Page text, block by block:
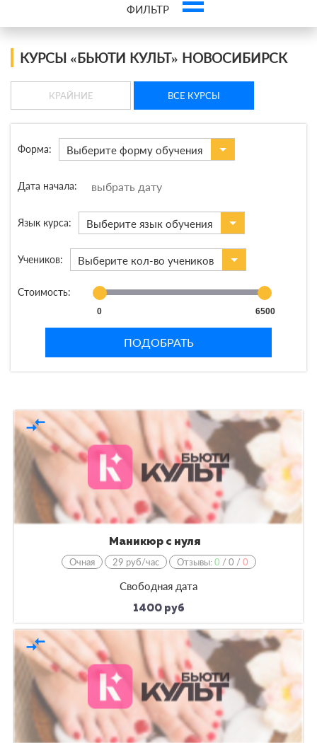
КУРСЫ «БЬЮТИ КУЛЬТ» НОВОСИБИРСК
КРАЙНИЕ ВСЕ КУРСЫ
Форма: Выберите форму обучения
Дата начала:
Язык курса: Выберите язык обучения
Учеников: Выберите кол-во учеников
Стоимость:
0 6500
ПОДОБРАТЬ
compare_arrows
Маникюр с нуля
Очная
29 руб/час Отзывы:0 /0 /0
Свободная дата
1400 руб
compare_arrows
ФИЛЬТР
клиентов